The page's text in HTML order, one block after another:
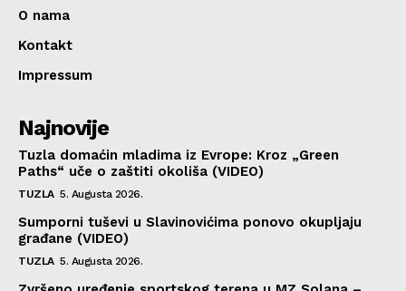
O nama
Kontakt
Impressum
Najnovije
Tuzla domaćin mladima iz Evrope: Kroz „Green
Paths“ uče o zaštiti okoliša (VIDEO)
TUZLA 5. Augusta 2026.
Sumporni tuševi u Slavinovićima ponovo okupljaju
građane (VIDEO)
TUZLA 5. Augusta 2026.